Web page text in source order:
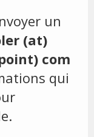
un
(at)
com
qui